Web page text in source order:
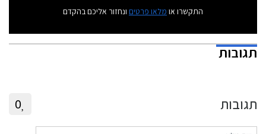
התקשרו או מלאו פרטים ונחזור אליכם בהקדם
תגובות
תגובות 0